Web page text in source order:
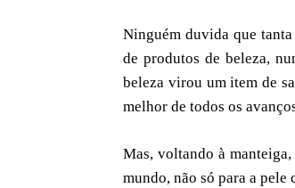
Ninguém duvida que
de produtos de beleza,
beleza virou um item de
melhor de todos os
Mas, voltando à
mundo, não só para a pele